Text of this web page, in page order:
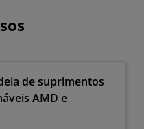
de suprimentos
AMD e